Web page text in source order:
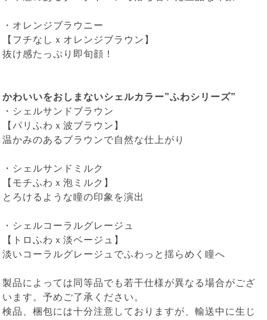
・ オレンジブラウニー
【フチなしｘオレンジブラウン】
抜け感たっぷり即旬顔！
かわいいをおしまないシェルカラー”ふわシリーズ”
・ シェルサンドブラウン
【パリふわｘ波ブラウン】
温かみのあるブラウンで自然な仕上がり
・ シェルサンドミルク
【モチふわｘ泡ミルク】
とろけるような瞳の印象を演出
・ シェルコーラルグレージュ
【トロふわｘ淡ベージュ】
淡いコーラルグレージュでふわっと揺らめく瞳へ
製品によっては同等品でも若干仕様が異なる場合がござ
います。予めご了承ください。
検品、梱包には十分注意しておりますが、輸送中に生じ